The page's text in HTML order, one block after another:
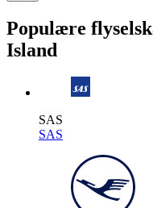
Populære
Island
SAS
SAS